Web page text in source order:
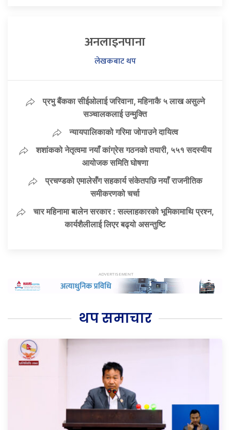
अनलाइनपाना
लेखकबाट थप
प्रभु बैंकका सीईओलाई जरिवाना, महिनाकै ५ लाख असुल्ने
सञ्चालकलाई उन्मुक्ति
न्यायपालिकाको गरिमा जोगाउने दायित्व
शशांकको नेतृत्वमा नयाँ कांग्रेस गठनको तयारी, ५५१ सदस्यीय
आयोजक समिति घोषणा
प्रचण्डको एमालेसँग सहकार्य संकेतपछि नयाँ राजनीतिक
समीकरणको चर्चा
चार महिनामा बालेन सरकार : सल्लाहकारको भूमिकामाथि प्रश्न,
कार्यशैलीलाई लिएर बढ्यो असन्तुष्टि
थप समाचार